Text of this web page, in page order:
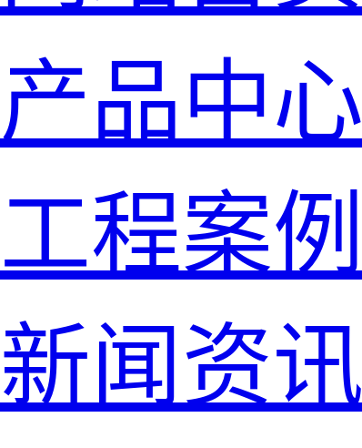
产品中心
工程案例
新闻资讯